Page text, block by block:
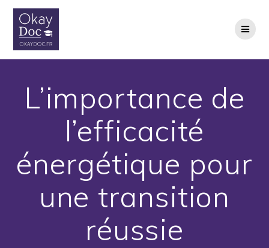
L’importance de
l’efficacité
énergétique pour
une transition
réussie